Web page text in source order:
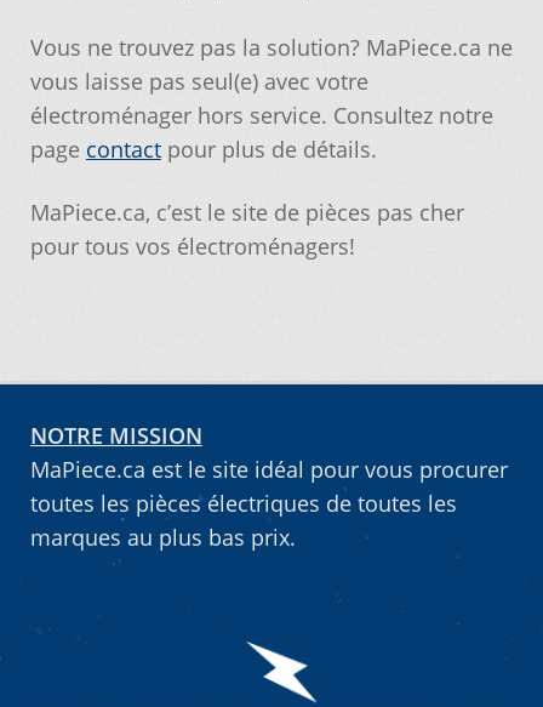
Trucs et astuces
Vous ne trouvez pas la pièce sur notre site…
Mettez cette page dans vos favoris!
Vous ne trouvez pas la solution? MaPiece.ca ne
vous laisse pas seul(e) avec votre
électroménager hors service. Consultez notre
page contactpour plus de détails.
MaPiece.ca, c’est le site de pièces pas cher
pour tous vos électroménagers!
NOTRE MISSION
MaPiece.ca est le site idéal pour vous procurer
toutes les pièces électriques de toutes les
marques au plus bas prix.